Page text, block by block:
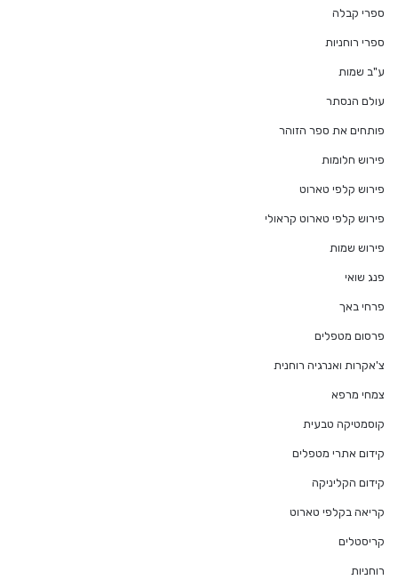
ספרי קבלה
ספרי רוחניות
ע"ב שמות
עולם הנסתר
פותחים את ספר הזוהר
פירוש חלומות
פירוש קלפי טארוט
פירוש קלפי טארוט קראולי
פירוש שמות
פנג שואי
פרחי באך
פרסום מטפלים
צ'אקרות ואנרגיה רוחנית
צמחי מרפא
קוסמטיקה טבעית
קידום אתרי מטפלים
קידום הקליניקה
קריאה בקלפי טארוט
קריסטלים
רוחניות